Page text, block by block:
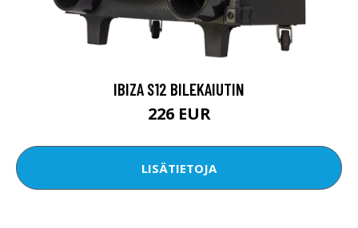
IBIZA S12 BILEKAIUTIN
226 EUR
LISÄTIETOJA